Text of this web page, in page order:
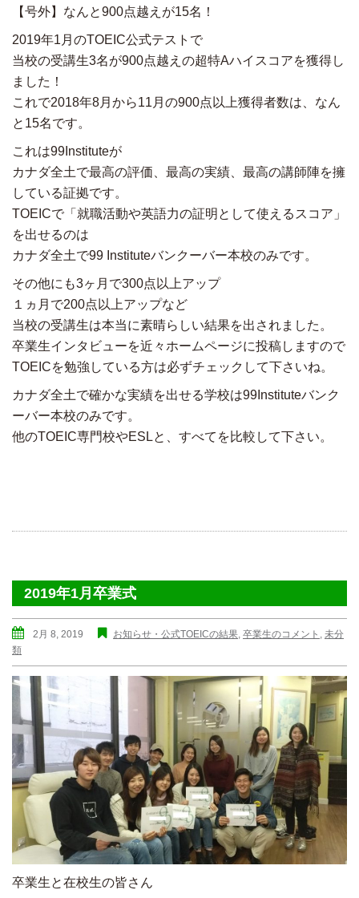
【号外】なんと900点越えが15名！
2019年1月のTOEIC公式テストで
当校の受講生3名が900点越えの超特Aハイスコアを獲得し
ました！
これで2018年8月から11月の900点以上獲得者数は、なん
と15名です。
これは99Instituteが
カナダ全土で最高の評価、最高の実績、最高の講師陣を擁
している証拠です。
TOEICで「就職活動や英語力の証明として使えるスコア」
を出せるのは
カナダ全土で99 Instituteバンクーバー本校のみです。
その他にも3ヶ月で300点以上アップ
１ヵ月で200点以上アップなど
当校の受講生は本当に素晴らしい結果を出されました。
卒業生インタビューを近々ホームページに投稿しますので
TOEICを勉強している方は必ずチェックして下さいね。
カナダ全土で確かな実績を出せる学校は99Instituteバンク
ーバー本校のみです。
他のTOEIC専門校やESLと、すべてを比較して下さい。
2019年1月卒業式
2月 8, 2019 お知らせ・公式TOEICの結果, 卒業生のコメント , 未分
類
卒業生と在校生の皆さん